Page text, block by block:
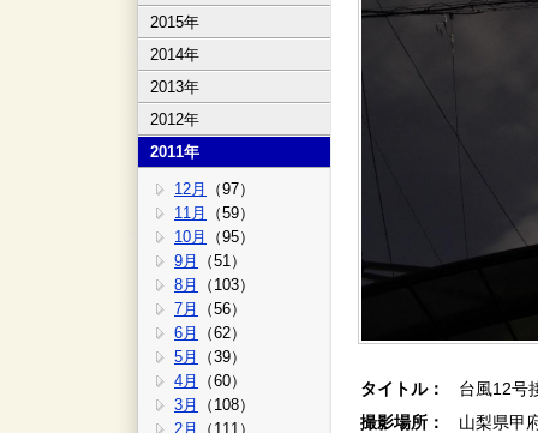
2015年
2014年
2013年
2012年
2011年
12月
（97）
11月
（59）
10月
（95）
9月
（51）
8月
（103）
7月
（56）
6月
（62）
5月
（39）
4月
（60）
3月
（108）
2月
（111）
タイトル：
台風12号
撮影場所：
山梨県甲